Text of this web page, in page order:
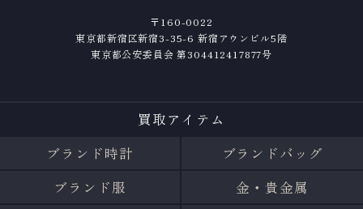
〒160-0022
東京都新宿区新宿3-35-6 新宿アウンビル5階
東京都公安委員会 第304412417877号
買取アイテム
ブランド時計
ブランドバッグ
ブランド服
金・貴金属